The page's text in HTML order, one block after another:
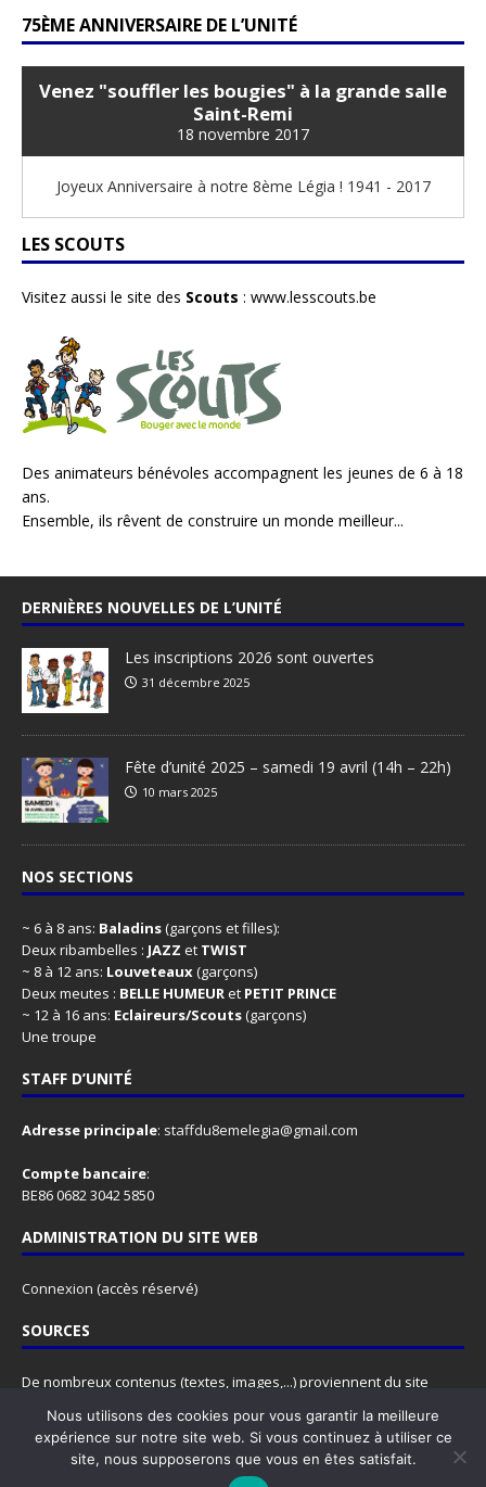
75ÈME ANNIVERSAIRE DE L’UNITÉ
Venez "souffler les bougies" à la grande salle
Saint-Remi
18 novembre 2017
Joyeux Anniversaire à notre 8ème Légia ! 1941 - 2017
LES SCOUTS
Visitez aussi le site des Scouts : www.lesscouts.be
Des animateurs bénévoles accompagnent les jeunes de 6 à 18
ans.
Ensemble, ils rêvent de construire un monde meilleur...
DERNIÈRES NOUVELLES DE L’UNITÉ
Les inscriptions 2026 sont ouvertes
31 décembre 2025
Fête d’unité 2025 – samedi 19 avril (14h – 22h)
10 mars 2025
NOS SECTIONS
~ 6 à 8 ans: Baladins(garçons et filles):
Deux ribambelles : JAZZ et TWIST
~ 8 à 12 ans: Louveteaux(garçons)
Deux meutes : BELLE HUMEURet PETIT PRINCE
~ 12 à 16 ans: Eclaireurs/Scouts(garçons)
Une troupe
STAFF D’UNITÉ
Adresse principale: staffdu8emelegia@gmail.com
Compte bancaire:
BE86 0682 3042 5850
ADMINISTRATION DU SITE WEB
Connexion (accès réservé)
SOURCES
De nombreux contenus (textes, images,...) proviennent du site
N'hésitez pas à y faire un tour, ce site est rempli d'informations
super utiles, pour les animateurs comme pour les animés.
Nous utilisons des cookies pour vous garantir la meilleure
expérience sur notre site web. Si vous continuez à utiliser ce
site, nous supposerons que vous en êtes satisfait.